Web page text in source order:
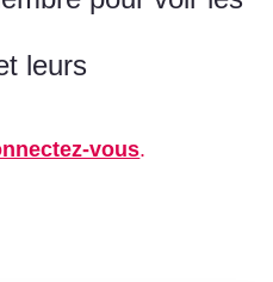
leurs
vous.